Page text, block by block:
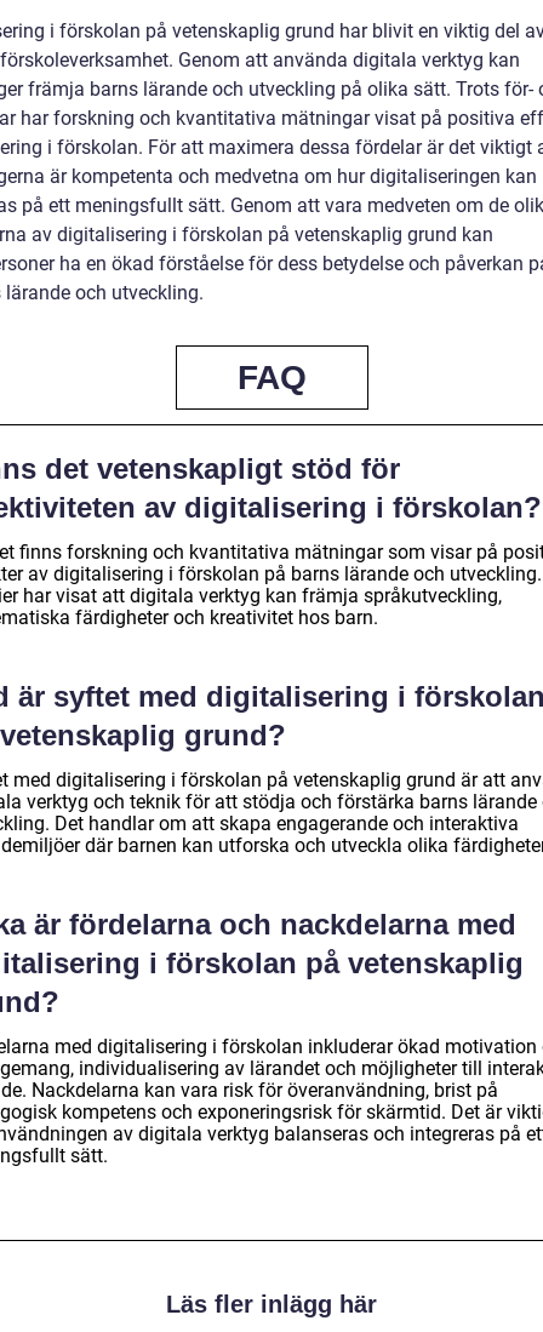
i förskolan på vetenskaplig grund har blivit en viktig del
Genom att använda digitala verktyg kan
främja barns lärande och utveckling på olika sätt. Trots för-
har forskning och kvantitativa mätningar visat på positiva
i förskolan. För att maximera dessa fördelar är det viktigt
är kompetenta och medvetna om hur digitaliseringen kan
på ett meningsfullt sätt. Genom att vara medveten om de
av digitalisering i förskolan på vetenskaplig grund kan
ha en ökad förståelse för dess betydelse och påverkan
lärande och utveckling.
FAQ
det vetenskapligt stöd för
av digitalisering i förskolan?
finns forskning och kvantitativa mätningar som visar på
av digitalisering i förskolan på barns lärande och utveckling.
har visat att digitala verktyg kan främja språkutveckling,
färdigheter och kreativitet hos barn.
är syftet med digitalisering i
grund?
med digitalisering i förskolan på vetenskaplig grund är att
verktyg och teknik för att stödja och förstärka barns lärande
Det handlar om att skapa engagerande och interaktiva
där barnen kan utforska och utveckla olika
är fördelarna och nackdelarna med
i förskolan på vetenskaplig
med digitalisering i förskolan inkluderar ökad motivation
individualisering av lärandet och möjligheter till
Nackdelarna kan vara risk för överanvändning, brist på
kompetens och exponeringsrisk för skärmtid. Det är
av digitala verktyg balanseras och integreras på
sätt.
Läs fler inlägg här